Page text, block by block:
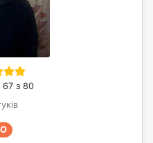
67 з 80